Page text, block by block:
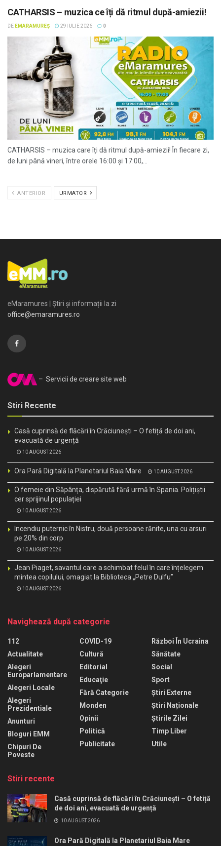
CATHARSIS – muzica ce îți dă ritmul după-amiezii!
DE EMARAMUREȘ 29 IULIE 2026 0
CATHARSIS – muzica care îți dă ritmul după-amiezii! În fiecare zi,
de luni până vineri, între orele 16:00 și 17:00,...
ANTERIOR URMATOR
eMaramures | Știri și informații la zi
office@emaramures.ro
– Servicii de creare site web
Stiri Recente
Casă cuprinsă de flăcări în Crăciunești – O fetiță de doi ani,
evacuată de urgență
10 AUGUST 2026
Ora Pară Digitală la Planetariul Baia Mare 10 AUGUST 2026
O femeie din Săpânța, dispărută fără urmă în Spania. Polițiștii
cer sprijinul populației
10 AUGUST 2026
Incendiu puternic în Nistru, două persoane rănite, una cu arsuri
pe 20% din corp
10 AUGUST 2026
Jean Piaget, savantul care a schimbat felul în care înțelegem
mintea copilului, omagiat la Biblioteca „Petre Dulfu”
10 AUGUST 2026
Navighează după categorie
112
Actualitate
Alegeri
Europarlamentare
Alegeri Locale
Alegeri
Prezidentiale
Anunturi
Bloguri EMM
Chipuri De
Poveste
COVID-19
Cultură
Editorial
Educaţie
Fără Categorie
Monden
Opinii
Politică
Publicitate
Război În Ucraina
Sănătate
Social
Sport
Știri Externe
Știri Naționale
Știrile Zilei
Timp Liber
Utile
Stiri recente
Casă cuprinsă de flăcări în Crăciunești – O fetiță
de doi ani, evacuată de urgență
10 AUGUST 2026
Ora Pară Digitală la Planetariul Baia Mare